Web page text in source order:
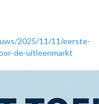
2025/11/11/eerste-
de-uitleenmarkt